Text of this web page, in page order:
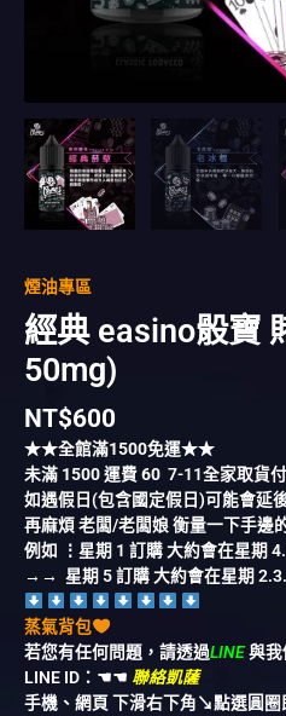
煙油專區
經典 easino骰寶
50mg)
NT$600
★★全館滿1500免運★★
未滿 1500運費60 7-11全家取貨
如遇假日(包含國定假日)可能會延
再麻煩 老闆/老闆娘 衡量一下手邊
例如 ⋮星期 1 訂購 大約會在星期
→→ 星期 5 訂購 大約會在星期
蒸氣背包
若您有任何問題，請透過LINE與我
LINE ID： ☚☚ 聯絡凱薩
手機、網頁 下滑右下角↘︎點選圓圈